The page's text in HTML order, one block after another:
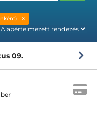
09.